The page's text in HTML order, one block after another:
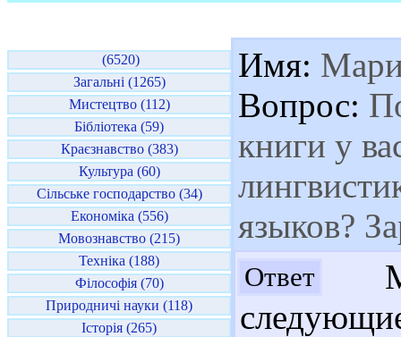
(6520)
Загальні (1265)
Мистецтво (112)
Бібліотека (59)
Краєзнавство (383)
Культура (60)
Сільське господарство (34)
Економіка (556)
Мовознавство (215)
Техніка (188)
Філософія (70)
Природничі науки (118)
Історія (265)
Имя:
Вопрос:
книги у
языков?
Ответ